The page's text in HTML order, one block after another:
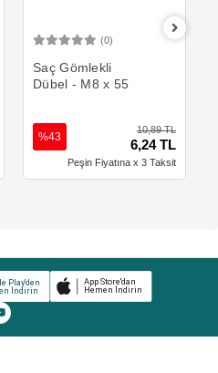
(0)
Saç Gömlekli
Dübel - M8 x 55
10,89 TL
6,24 TL
%43
Peşin Fiyatına x 3 Taksit